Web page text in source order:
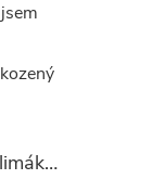
Slimakill – bioagens proti slimákům (12 mil.)